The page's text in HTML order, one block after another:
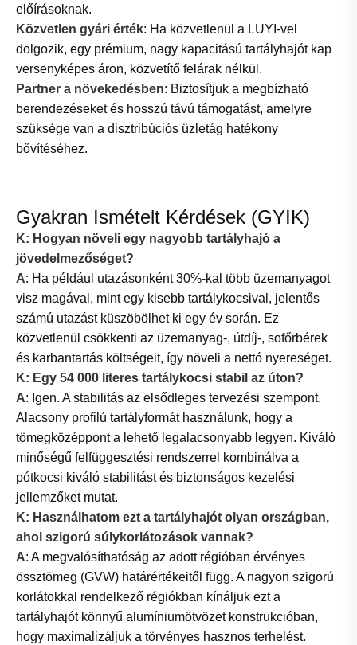
előírásoknak.
Közvetlen gyári érték: Ha közvetlenül a LUYI-vel
dolgozik, egy prémium, nagy kapacitású tartályhajót kap
versenyképes áron, közvetítő felárak nélkül.
Partner a növekedésben: Biztosítjuk a megbízható
berendezéseket és hosszú távú támogatást, amelyre
szüksége van a disztribúciós üzletág hatékony
bővítéséhez.
Gyakran Ismételt Kérdések (GYIK)
K: Hogyan növeli egy nagyobb tartályhajó a
jövedelmezőséget?
A: Ha például utazásonként 30%-kal több üzemanyagot
visz magával, mint egy kisebb tartálykocsival, jelentős
számú utazást küszöbölhet ki egy év során. Ez
közvetlenül csökkenti az üzemanyag-, útdíj-, sofőrbérek
és karbantartás költségeit, így növeli a nettó nyereséget.
K: Egy 54 000 literes tartálykocsi stabil az úton?
A: Igen. A stabilitás az elsődleges tervezési szempont.
Alacsony profilú tartályformát használunk, hogy a
tömegközéppont a lehető legalacsonyabb legyen. Kiváló
minőségű felfüggesztési rendszerrel kombinálva a
pótkocsi kiváló stabilitást és biztonságos kezelési
jellemzőket mutat.
K: Használhatom ezt a tartályhajót olyan országban,
ahol szigorú súlykorlátozások vannak?
A: A megvalósíthatóság az adott régióban érvényes
össztömeg (GVW) határértékeitől függ. A nagyon szigorú
korlátokkal rendelkező régiókban kínáljuk ezt a
tartályhajót könnyű alumíniumötvözet konstrukcióban,
hogy maximalizáljuk a törvényes hasznos terhelést.